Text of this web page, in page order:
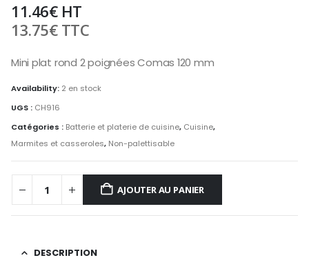
11.46€HT
13.75€TTC
Mini plat rond 2 poignées Comas 120 mm
Availability: 2 en stock
UGS : CH916
Catégories : Batterie et platerie de cuisine, Cuisine,
Marmites et casseroles, Non-palettisable
AJOUTER AU PANIER
DESCRIPTION